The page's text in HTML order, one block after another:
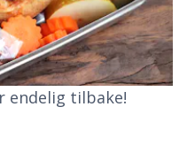
endelig tilbake!